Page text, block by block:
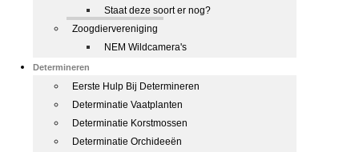
Staat deze soort er nog?
Zoogdiervereniging
NEM Wildcamera's
Determineren
Eerste Hulp Bij Determineren
Determinatie Vaatplanten
Determinatie Korstmossen
Determinatie Orchideeën